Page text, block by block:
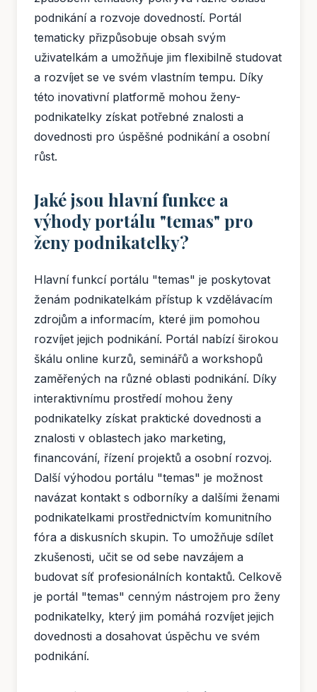
podnikání a rozvoje dovedností. Portál
tematicky přizpůsobuje obsah svým
uživatelkám a umožňuje jim flexibilně studovat
a rozvíjet se ve svém vlastním tempu. Díky
této inovativní platformě mohou ženy-
podnikatelky získat potřebné znalosti a
dovednosti pro úspěšné podnikání a osobní
růst.
Jaké jsou hlavní funkce a
výhody portálu "temas" pro
ženy podnikatelky?
Hlavní funkcí portálu "temas" je poskytovat
ženám podnikatelkám přístup k vzdělávacím
zdrojům a informacím, které jim pomohou
rozvíjet jejich podnikání. Portál nabízí širokou
škálu online kurzů, seminářů a workshopů
zaměřených na různé oblasti podnikání. Díky
interaktivnímu prostředí mohou ženy
podnikatelky získat praktické dovednosti a
znalosti v oblastech jako marketing,
financování, řízení projektů a osobní rozvoj.
Další výhodou portálu "temas" je možnost
navázat kontakt s odborníky a dalšími ženami
podnikatelkami prostřednictvím komunitního
fóra a diskusních skupin. To umožňuje sdílet
zkušenosti, učit se od sebe navzájem a
budovat síť profesionálních kontaktů. Celkově
je portál "temas" cenným nástrojem pro ženy
podnikatelky, který jim pomáhá rozvíjet jejich
dovednosti a dosahovat úspěchu ve svém
podnikání.